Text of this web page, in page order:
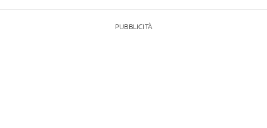
PUBBLICITÀ